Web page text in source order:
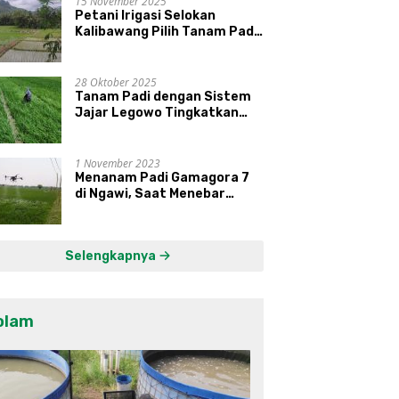
Petani Irigasi Selokan
Kalibawang Pilih Tanam Padi
28 Oktober 2025
Tanam Padi dengan Sistem
Jajar Legowo Tingkatkan
1 November 2023
Menanam Padi Gamagora 7
di Ngawi, Saat Menebar
Selengkapnya